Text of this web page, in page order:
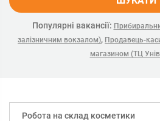
Популярні вакансії:
залізничним вокзалом), Продавець-
магазином (ТЦ
Робота на склад косметики